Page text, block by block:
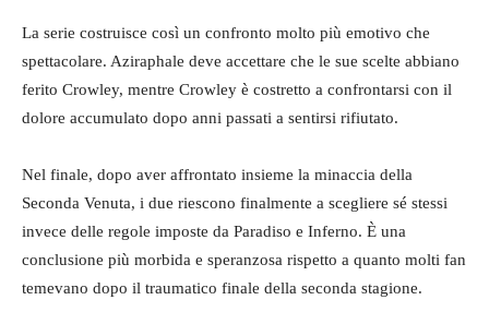
La serie costruisce così un confronto molto più emotivo che
spettacolare. Aziraphale deve accettare che le sue scelte abbiano
ferito Crowley, mentre Crowley è costretto a confrontarsi con il
dolore accumulato dopo anni passati a sentirsi rifiutato.
Nel finale, dopo aver affrontato insieme la minaccia della
Seconda Venuta, i due riescono finalmente a scegliere sé stessi
invece delle regole imposte da Paradiso e Inferno. È una
conclusione più morbida e speranzosa rispetto a quanto molti fan
temevano dopo il traumatico finale della seconda stagione.